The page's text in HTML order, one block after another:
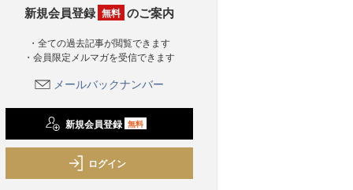
新規会員登録 無料 のご案内
・全ての過去記事が閲覧できます
・会員限定メルマガを受信できます
メールバックナンバー
新規会員登録 無料
ログイン